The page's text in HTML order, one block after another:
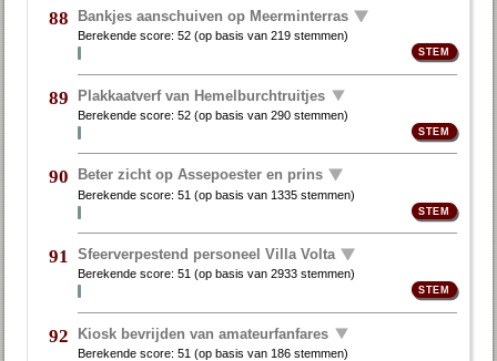
88 Bankjes aanschuiven op Meerminterras
Berekende score:52 (op basis van219 stemmen)
89 Plakkaatverf van Hemelburchtruitjes
Berekende score:52 (op basis van290 stemmen)
90 Beter zicht op Assepoester en prins
Berekende score:51 (op basis van 1335 stemmen)
91 Sfeerverpestend personeel Villa Volta
Berekende score:51 (op basis van2933 stemmen)
92 Kiosk bevrijden van amateurfanfares
Berekende score:51 (op basis van 186 stemmen)